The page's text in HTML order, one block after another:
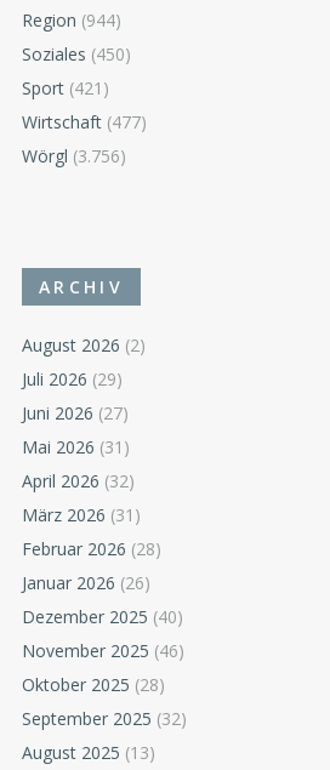
Region (944)
Soziales (450)
Sport (421)
Wirtschaft (477)
Wörgl (3.756)
ARCHIV
August 2026 (2)
Juli 2026 (29)
Juni 2026 (27)
Mai 2026 (31)
April 2026 (32)
März 2026 (31)
Februar 2026 (28)
Januar 2026 (26)
Dezember 2025 (40)
November 2025 (46)
Oktober 2025 (28)
September 2025 (32)
August 2025 (13)